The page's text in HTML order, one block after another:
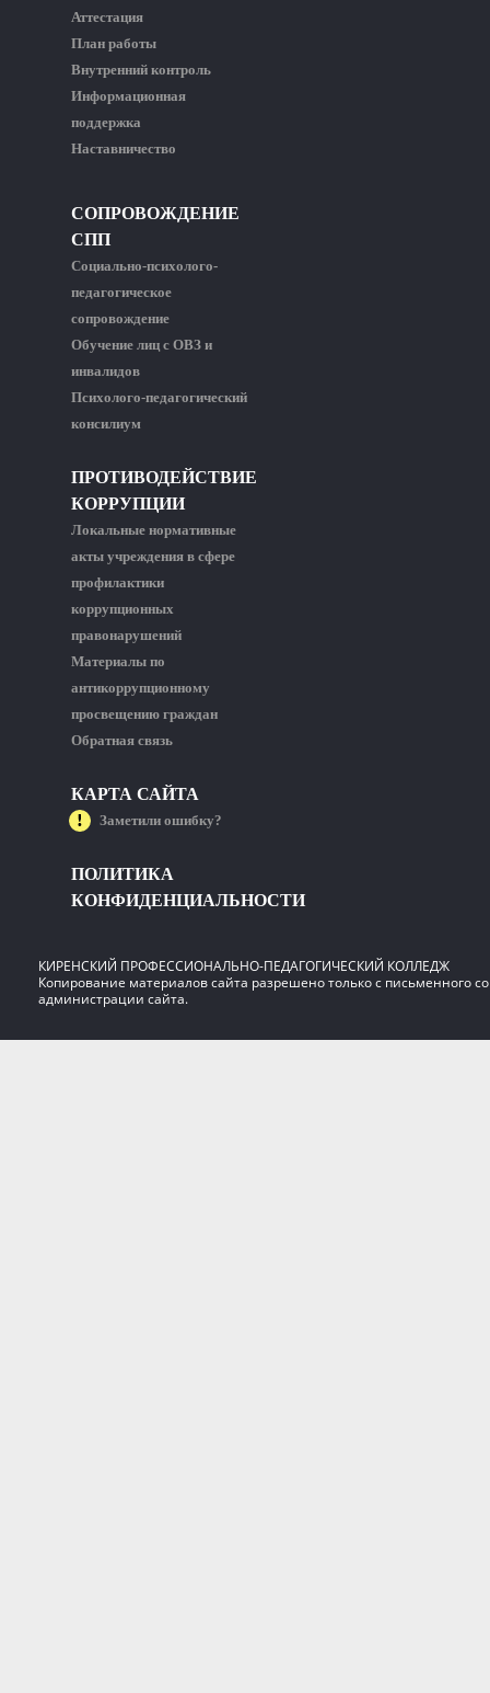
Аттестация
План работы
Внутренний контроль
Информационная
поддержка
Наставничество
СОПРОВОЖДЕНИЕ
СПП
Социально-психолого-
педагогическое
сопровождение
Обучение лиц с ОВЗ и
инвалидов
Психолого-педагогический
консилиум
ПРОТИВОДЕЙСТВИЕ
КОРРУПЦИИ
Локальные нормативные
акты учреждения в сфере
профилактики
коррупционных
правонарушений
Материалы по
антикоррупционному
просвещению граждан
Обратная связь
КАРТА САЙТА
Заметили ошибку?
ПОЛИТИКА
КОНФИДЕНЦИАЛЬНОСТИ
КИРЕНСКИЙ ПРОФЕССИОНАЛЬНО-ПЕДАГОГИЧЕСКИЙ КОЛЛЕДЖ
Копирование материалов сайта разрешено только с письменного
администрации сайта.